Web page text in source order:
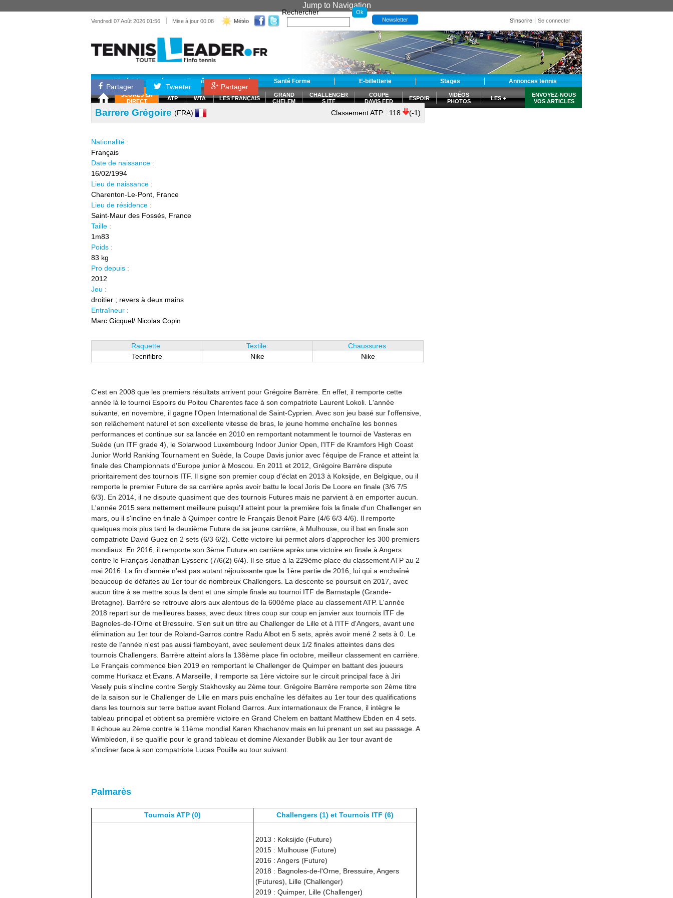
Jump to Navigation
Vendredi 07 Août 2026 01:56 | Mise à jour 00:08 Météo
Rechercher
Newsletter S'inscrire Se connecter
Matériel Entraînement Santé Forme E-billetterie Stages Annonces tennis
SCORES EN
DIRECT
ATP WTA LES FRANÇAIS
GRAND
CHELEM
CHALLENGER
S ITF
COUPE
DAVIS FED
ESPOIR
S
VIDÉOS
PHOTOS
LES +
ENVOYEZ-NOUS
VOS ARTICLES
Partager Tweeter Partager
Barrere Grégoire (FRA) Classement ATP : 118 (-1)
Nationalité :
Français
Date de naissance :
16/02/1994
Lieu de naissance :
Charenton-Le-Pont, France
Lieu de résidence :
Saint-Maur des Fossés, France
Taille :
1m83
Poids :
83 kg
Pro depuis :
2012
Jeu :
droitier ; revers à deux mains
Entraîneur :
Marc Gicquel/ Nicolas Copin
Raquette
Tecnifibre
Textile
Nike
Chaussures
Nike
C'est en 2008 que les premiers résultats arrivent pour Grégoire Barrère. En effet, il remporte cette
année là le tournoi Espoirs du Poitou Charentes face à son compatriote Laurent Lokoli. L'année
suivante, en novembre, il gagne l'Open International de Saint-Cyprien. Avec son jeu basé sur l'offensive,
son relâchement naturel et son excellente vitesse de bras, le jeune homme enchaîne les bonnes
performances et continue sur sa lancée en 2010 en remportant notamment le tournoi de Vasteras en
Suède (un ITF grade 4), le Solarwood Luxembourg Indoor Junior Open, l'ITF de Kramfors High Coast
Junior World Ranking Tournament en Suède, la Coupe Davis junior avec l'équipe de France et atteint la
finale des Championnats d'Europe junior à Moscou. En 2011 et 2012, Grégoire Barrère dispute
prioritairement des tournois ITF. Il signe son premier coup d'éclat en 2013 à Koksijde, en Belgique, ou il
remporte le premier Future de sa carrière après avoir battu le local Joris De Loore en finale (3/6 7/5
6/3). En 2014, il ne dispute quasiment que des tournois Futures mais ne parvient à en emporter aucun.
L'année 2015 sera nettement meilleure puisqu'il atteint pour la première fois la finale d'un Challenger en
mars, ou il s'incline en finale à Quimper contre le Français Benoit Paire (4/6 6/3 4/6). Il remporte
quelques mois plus tard le deuxième Future de sa jeune carrière, à Mulhouse, ou il bat en finale son
compatriote David Guez en 2 sets (6/3 6/2). Cette victoire lui permet alors d'approcher les 300 premiers
mondiaux. En 2016, il remporte son 3ème Future en carrière après une victoire en finale à Angers
contre le Français Jonathan Eysseric (7/6(2) 6/4). Il se situe à la 229ème place du classement ATP au 2
mai 2016. La fin d'année n'est pas autant réjouissante que la 1ère partie de 2016, lui qui a enchaîné
beaucoup de défaites au 1er tour de nombreux Challengers. La descente se poursuit en 2017, avec
aucun titre à se mettre sous la dent et une simple finale au tournoi ITF de Barnstaple (Grande-
Bretagne). Barrère se retrouve alors aux alentous de la 600ème place au classement ATP. L'année
2018 repart sur de meilleures bases, avec deux titres coup sur coup en janvier aux tournois ITF de
Bagnoles-de-l'Orne et Bressuire. S'en suit un titre au Challenger de Lille et à l'ITF d'Angers, avant une
élimination au 1er tour de Roland-Garros contre Radu Albot en 5 sets, après avoir mené 2 sets à 0. Le
reste de l'année n'est pas aussi flamboyant, avec seulement deux 1/2 finales atteintes dans des
tournois Challengers. Barrère atteint alors la 138ème place fin octobre, meilleur classement en carrière.
Le Français commence bien 2019 en remportant le Challenger de Quimper en battant des joueurs
comme Hurkacz et Evans. A Marseille, il remporte sa 1ère victoire sur le circuit principal face à Jiri
Vesely puis s'incline contre Sergiy Stakhovsky au 2ème tour. Grégoire Barrère remporte son 2ème titre
de la saison sur le Challenger de Lille en mars puis enchaîne les défaites au 1er tour des qualifications
dans les tournois sur terre battue avant Roland Garros. Aux internationaux de France, il intègre le
tableau principal et obtient sa première victoire en Grand Chelem en battant Matthew Ebden en 4 sets.
Il échoue au 2ème contre le 11ème mondial Karen Khachanov mais en lui prenant un set au passage. A
Wimbledon, il se qualifie pour le grand tableau et domine Alexander Bublik au 1er tour avant de
s'incliner face à son compatriote Lucas Pouille au tour suivant.
Palmarès
Tournois ATP (0) Challengers (1) et Tournois ITF (6)
2013 : Koksijde (Future)
2015 : Mulhouse (Future)
2016 : Angers (Future)
2018 : Bagnoles-de-l'Orne, Bressuire, Angers
(Futures), Lille (Challenger)
2019 : Quimper, Lille (Challenger)